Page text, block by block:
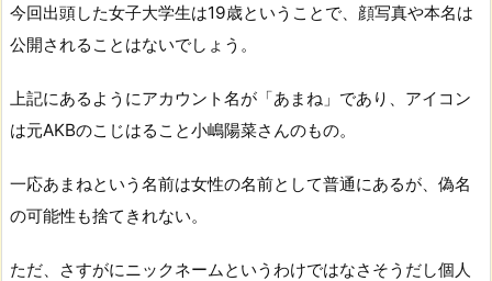
今回出頭した女子大学生は19歳ということで、顔写真や本名は
公開されることはないでしょう。
上記にあるようにアカウント名が「あまね」であり、アイコン
は元AKBのこじはること小嶋陽菜さんのもの。
一応あまねという名前は女性の名前として普通にあるが、偽名
の可能性も捨てきれない。
ただ、さすがにニックネームというわけではなさそうだし個人